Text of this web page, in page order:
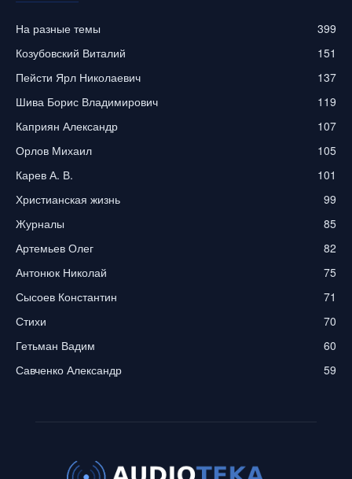
На разные темы
399
Козубовский Виталий
151
Пейсти Ярл Николаевич
137
Шива Борис Владимирович
119
Каприян Александр
107
Орлов Михаил
105
Карев А. В.
101
Христианская жизнь
99
Журналы
85
Артемьев Олег
82
Антонюк Николай
75
Сысоев Константин
71
Стихи
70
Гетьман Вадим
60
Савченко Александр
59